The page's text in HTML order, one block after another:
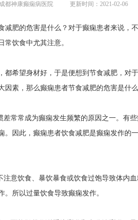
都神康癫痫病医院 更新时间：2021-02-06
肥的危害是什么？对于癫痫患者来说，
饮食中尤其注意。
都希望身材好，于是便想到节食减肥，对
因素，那么癫痫患者节食减肥的危害是什
常常成为癫痫发生频繁的原因之一。有
。因此，癫痫患者饮食减肥是癫痫发作的
意饮食、暴饮暴食或饮食过饱导致体内
所以过量饮食导致癫痫发作。